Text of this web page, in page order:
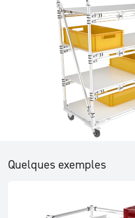
Quelques exemples